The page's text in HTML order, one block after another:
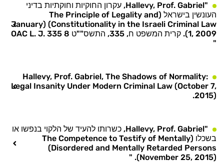
"Hallevy, Prof. Gabriel, עקרון החוקיות וחוקתיות בדיני
העונשין בישראל (The Principle of Legality and
Constitutionality in the Israeli Criminal Law) (January
1, 2009). קרית המשפט ח, 335, התשס""ט 8 OAC L. J. 335
"
Hallevy, Prof. Gabriel, The Shadows of Normality:
Legal Insanity Under Modern Criminal Law (October 7,
2015).
"Hallevy, Prof. Gabriel, כשרותו להעיד של הלקוי בנפשו או
בשכלו (The Competence to Testify of Mentally
Disordered and Mentally Retarded Persons)
(November 25, 2015). "